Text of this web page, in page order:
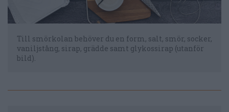
Till smörkolan behöver du en form, salt, smör, socker,
vaniljstång, sirap, grädde samt glykossirap (utanför
bild).